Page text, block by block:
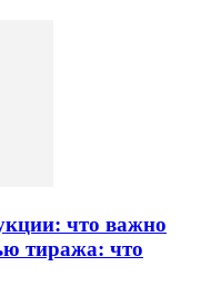
что важно
тиража: что